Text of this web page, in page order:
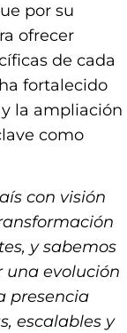
por su
ofrecer
de cada
fortalecido
la ampliación
como
con visión
y sabemos
una evolución
presencia
escalables y